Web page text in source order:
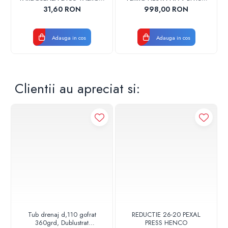
17001900004
31,60 RON
Adauga in cos
CROM
998,00 RON
Adauga in cos
Clientii au apreciat si:
Tub drenaj d,110 gofrat
360grd, Dublustrat
REDUCTIE 26-20 PEXAL
PRESS HENCO